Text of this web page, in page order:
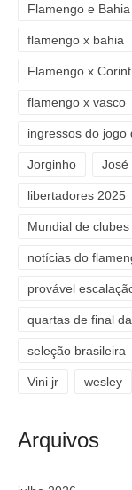
Flamengo e Bahia
flamengo x bahia
Flamengo x
flamengo x vasco
ingressos do jogo
Jorginho José
libertadores 2025
Mundial de
notícias do
provável
quartas de final
seleção brasileira
Vini jr wesley
Arquivos